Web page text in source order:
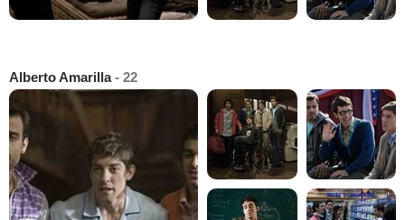
Alberto Amarilla- 22